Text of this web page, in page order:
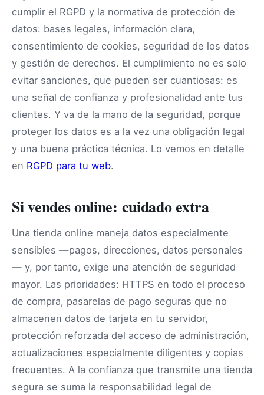
cumplir el RGPD y la normativa de protección de
datos: bases legales, información clara,
consentimiento de cookies, seguridad de los datos
y gestión de derechos. El cumplimiento no es solo
evitar sanciones, que pueden ser cuantiosas: es
una señal de confianza y profesionalidad ante tus
clientes. Y va de la mano de la seguridad, porque
proteger los datos es a la vez una obligación legal
y una buena práctica técnica. Lo vemos en detalle
en RGPD para tu web.
Si vendes online: cuidado extra
Una tienda online maneja datos especialmente
sensibles —pagos, direcciones, datos personales
— y, por tanto, exige una atención de seguridad
mayor. Las prioridades: HTTPS en todo el proceso
de compra, pasarelas de pago seguras que no
almacenen datos de tarjeta en tu servidor,
protección reforzada del acceso de administración,
actualizaciones especialmente diligentes y copias
frecuentes. A la confianza que transmite una tienda
segura se suma la responsabilidad legal de